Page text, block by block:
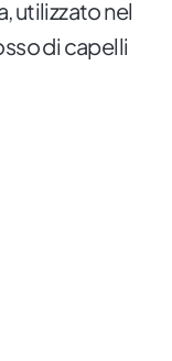
utilizzato nel
di capelli